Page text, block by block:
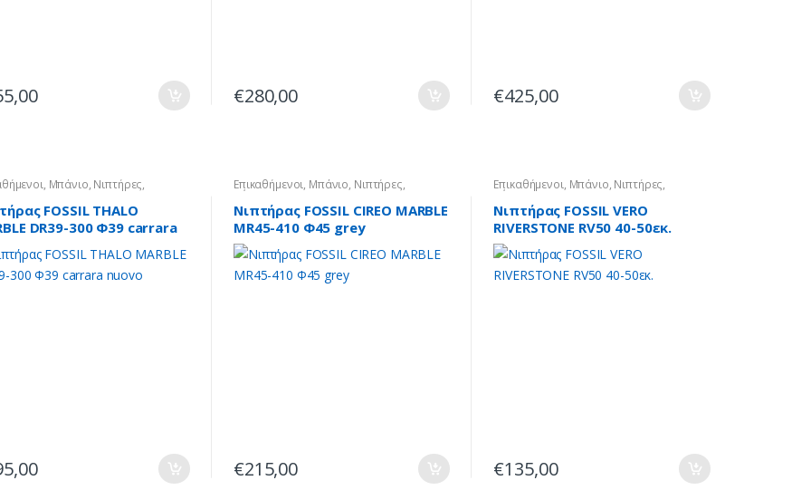
€280,00 €425,00
, Μπάνιο, Νιπτήρες,
FOSSIL THALO
DR39-300 Φ39 carrara
Επικαθήμενοι, Μπάνιο, Νιπτήρες,
Πέτρινοι
Νιπτήρας FOSSIL CIREO MARBLE
MR45-410 Φ45 grey
€215,00
Επικαθήμενοι, Μπάνιο, Νιπτήρες,
Πέτρινοι
Νιπτήρας FOSSIL VERO
RIVERSTONE RV50 40-50εκ.
€135,00